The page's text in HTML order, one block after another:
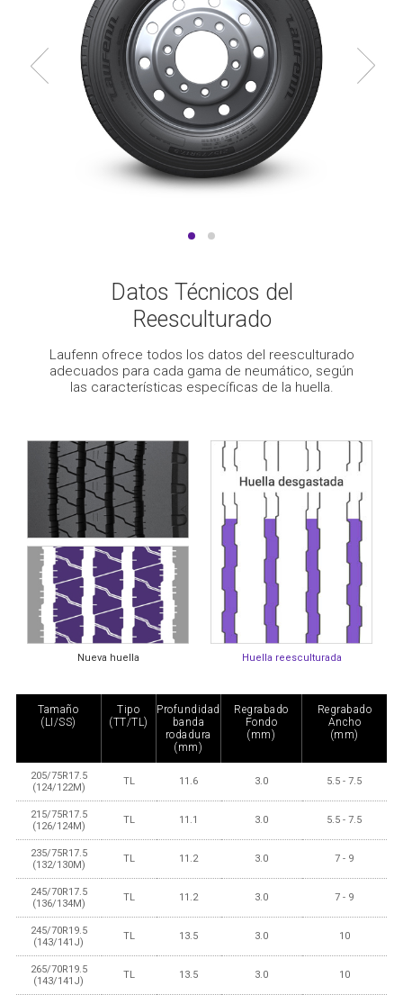
Datos Técnicos del
Reesculturado
Laufenn ofrece todos los datos del reesculturado
adecuados para cada gama de neumático, según
las características específicas de la huella.
Nueva huella Huella reesculturada
Tamaño
(LI/SS)
Tipo
(TT/TL)
Profundidad
banda
rodadura
(mm)
Regrabado
Fondo
(mm)
Regrabado
Ancho
(mm)
205/75R17.5
(124/122M)
TL 11.6 3.0 5.5 - 7.5
215/75R17.5
(126/124M)
TL 11.1 3.0 5.5 - 7.5
235/75R17.5
(132/130M)
TL 11.2 3.0 7 - 9
245/70R17.5
(136/134M)
TL 11.2 3.0 7 - 9
245/70R19.5
(143/141J)
TL 13.5 3.0 10
265/70R19.5
(143/141J)
TL 13.5 3.0 10